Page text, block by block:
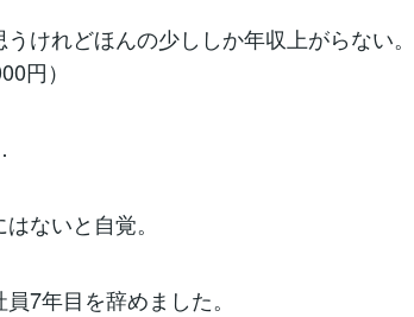
うけれどほんの少ししか年収上がらない
円）
ないと自覚。
7年目を辞めました。